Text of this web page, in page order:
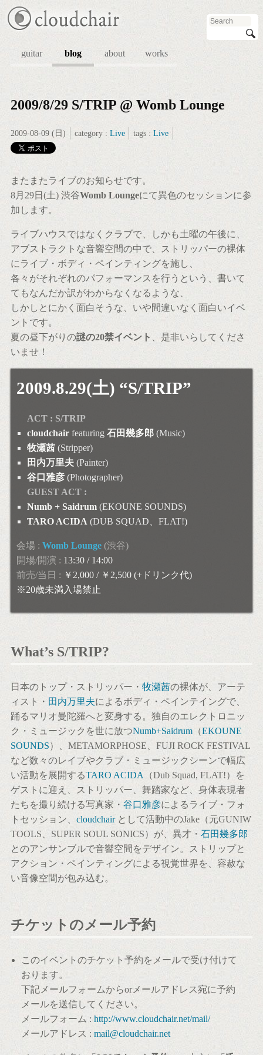
guitar blog about works
2009/8/29 S/TRIP @ Womb Lounge
2009-08-09 (日) category : Live tags :Live
またまたライブのお知らせです。
8月29日(土) 渋谷Womb Loungeにて異色のセッションに参
加します。
ライブハウスではなくクラブで、しかも土曜の午後に、
アブストラクトな音響空間の中で、ストリッパーの裸体
にライブ・ボディ・ペインティングを施し、
各々がそれぞれのパフォーマンスを行うという、書いて
てもなんだか訳がわからなくなるような、
しかしとにかく面白そうな、いや間違いなく面白いイベ
ントです。
夏の昼下がりの謎の20禁イベント
、是非いらしてくださ
いませ！
2009.8.29(土) “S/TRIP”
ACT : S/TRIP
cloudchair featuring 石田幾多郎 (Music)
牧瀬茜 (Stripper)
田内万里夫 (Painter)
谷口雅彦 (Photographer)
GUEST ACT :
Numb + Saidrum (EKOUNE SOUNDS)
TARO ACIDA (DUB SQUAD、FLAT!)
会場 : Womb Lounge (渋谷)
開場/開演 : 13:30 / 14:00
前売/当日 : ￥2,000 / ￥2,500 (+ドリンク代)
※20歳未満入場禁止
What’s S/TRIP?
日本のトップ・ストリッパー・ 牧瀬茜の裸体が、アーテ
ィスト・ 田内万里夫によるボディ・ペインテイングで、
踊るマリオ曼陀羅へと変身する。独自のエレクトロニッ
ク・ミュージックを世に放つNumb+Saidrum （EKOUNE
SOUNDS）、METAMORPHOSE、FUJI ROCK FESTIVAL
など数々のレイブやクラブ・ミュージックシーンで幅広
い活動を展開するTARO ACIDA
（Dub Squad, FLAT!）を
ゲストに迎え、ストリッパー、舞踏家など、身体表現者
たちを撮り続ける写真家・ 谷口雅彦によるライブ・フォ
トセッション、 cloudchairとして活動中のJake（元GUNIW
TOOLS、SUPER SOUL SONICS）が、異才・ 石田幾多郎
とのアンサンブルで音響空間をデザイン。ストリップと
アクション・ペインティングによる視覚世界を、容赦な
い音像空間が包み込む。
チケットのメール予約
このイベントのチケット予約をメールで受け付けて
おります。
下記メールフォームからorメールアドレス宛に予約
メールを送信してください。
メールフォーム : http://www.cloudchair.net/mail/
メールアドレス : mail@cloudchair.net